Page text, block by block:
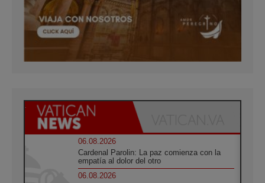
06.08.2026
Cardenal Parolin: La paz comienza con la
empatía al dolor del otro
06.08.2026